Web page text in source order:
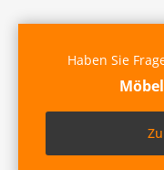
Haben Sie